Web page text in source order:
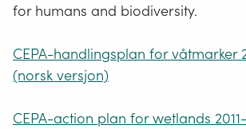
for humans and biodiversity.
CEPA-handlingsplan for våtmarker
(norsk versjon)
CEPA-action plan for wetlands